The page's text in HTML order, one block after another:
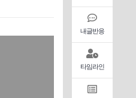
내글반응
타임라인